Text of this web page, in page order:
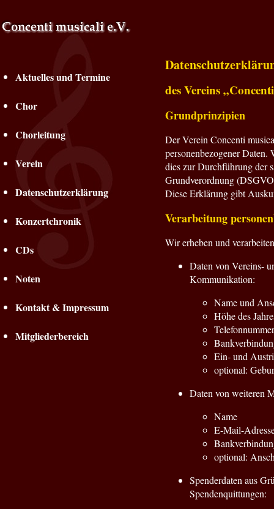
des Vereins
Grundprinzipien
Der Verein Concenti
personenbezogener
dies zur Durchführung der
Grundverordnung
Diese Erklärung gibt
Verarbeitung
Wir erheben und
Daten von Vereins-
Kommunikation:
Name und
Höhe des
Ein- und
optional:
Daten von weiteren
Name
E-Mail-
optional:
Spenderdaten aus
Spendenquittungen:
Aktuelles und Termine
Chor
Chorleitung
Verein
Datenschutzerklärung
Konzertchronik
CDs
Noten
Kontakt & Impressum
Mitgliederbereich